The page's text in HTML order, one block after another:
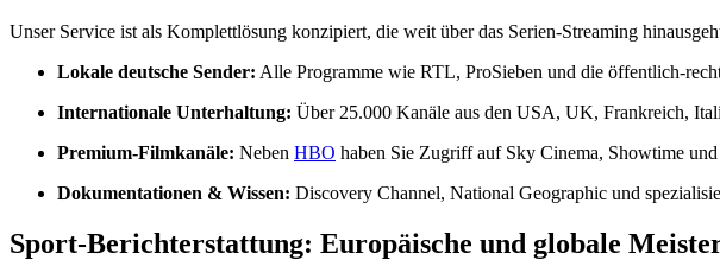
Unser Service ist als Komplettlösung konzipiert, die weit über das Serien-Streaming
Lokale deutsche Sender: Alle Programme wie RTL, ProSieben und die öffentlich-
Internationale Unterhaltung: Über 25.000 Kanäle aus den USA, UK, Frankreich,
Premium-Filmkanäle: Neben HBO haben Sie Zugriff auf Sky Cinema, Showtime und
Dokumentationen & Wissen: Discovery Channel, National Geographic und
Sport-Berichterstattung: Europäische und globale